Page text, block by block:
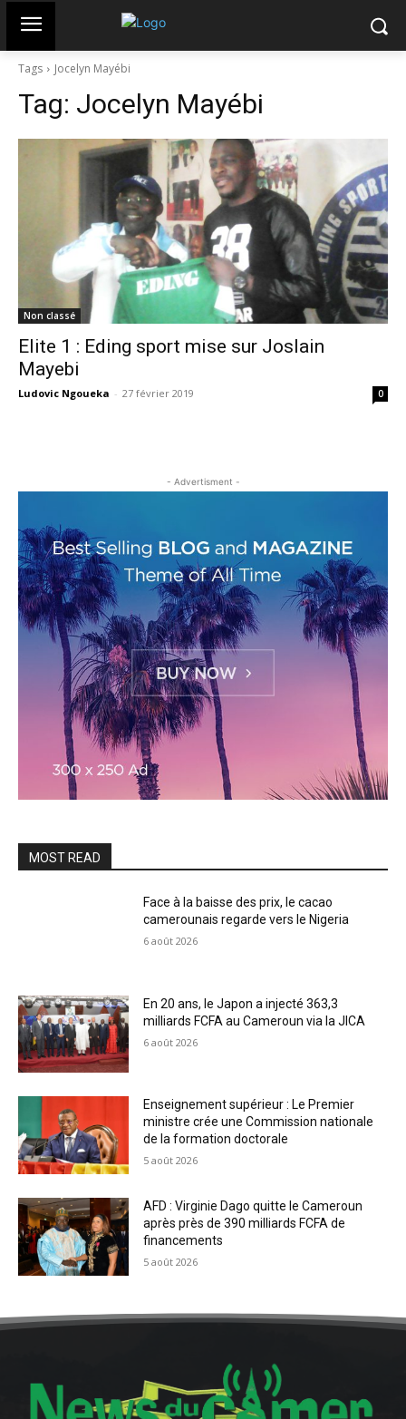
Tags Jocelyn Mayébi
Tag: Jocelyn Mayébi
Non classé
Elite 1 : Eding sport mise sur Joslain
Mayebi
Ludovic Ngoueka - 27 février 2019 0
- Advertisment -
MOST READ
Face à la baisse des prix, le cacao
camerounais regarde vers le Nigeria
6 août 2026
En 20 ans, le Japon a injecté 363,3
milliards FCFA au Cameroun via la JICA
6 août 2026
Enseignement supérieur : Le Premier
ministre crée une Commission nationale
de la formation doctorale
5 août 2026
AFD : Virginie Dago quitte le Cameroun
après près de 390 milliards FCFA de
financements
5 août 2026